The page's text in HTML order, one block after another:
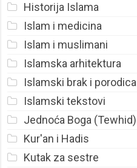
Historija Islama
Islam i medicina
Islam i muslimani
Islamska arhitektura
Islamski brak i porodica
Islamski tekstovi
Jednoća Boga (Tewhid)
Kur'an i Hadis
Kutak za sestre